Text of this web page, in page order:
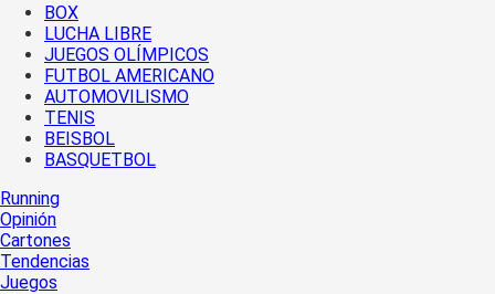
BOX
LUCHA LIBRE
JUEGOS OLÍMPICOS
FUTBOL AMERICANO
AUTOMOVILISMO
TENIS
BEISBOL
BASQUETBOL
Running
Opinión
Cartones
Tendencias
Juegos